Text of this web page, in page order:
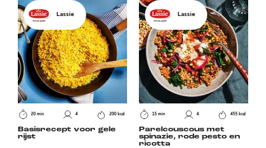
Lassie
20 min 4 200 kcal
Basisrecept voor gele
rijst
Lassie
15 min 4 455 kcal
Parelcouscous met
spinazie, rode pesto en
ricotta